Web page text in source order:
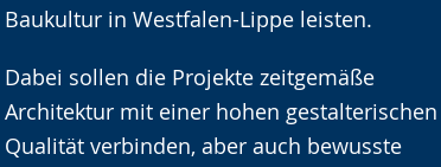
Baukultur in Westfalen-Lippe leisten.
Dabei sollen die Projekte zeitgemäße
Architektur mit einer hohen gestalterischen
Qualität verbinden, aber auch bewusste